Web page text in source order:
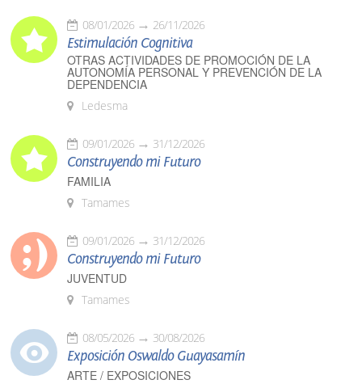
08/01/2026 26/11/2026
Estimulación Cognitiva
OTRAS ACTIVIDADES DE PROMOCIÓN DE LA
AUTONOMÍA PERSONAL Y PREVENCIÓN DE LA
DEPENDENCIA
Ledesma
09/01/2026 31/12/2026
Construyendo mi Futuro
FAMILIA
Tamames
09/01/2026 31/12/2026
Construyendo mi Futuro
JUVENTUD
Tamames
08/05/2026 30/08/2026
Exposición Oswaldo Guayasamín
ARTE / EXPOSICIONES